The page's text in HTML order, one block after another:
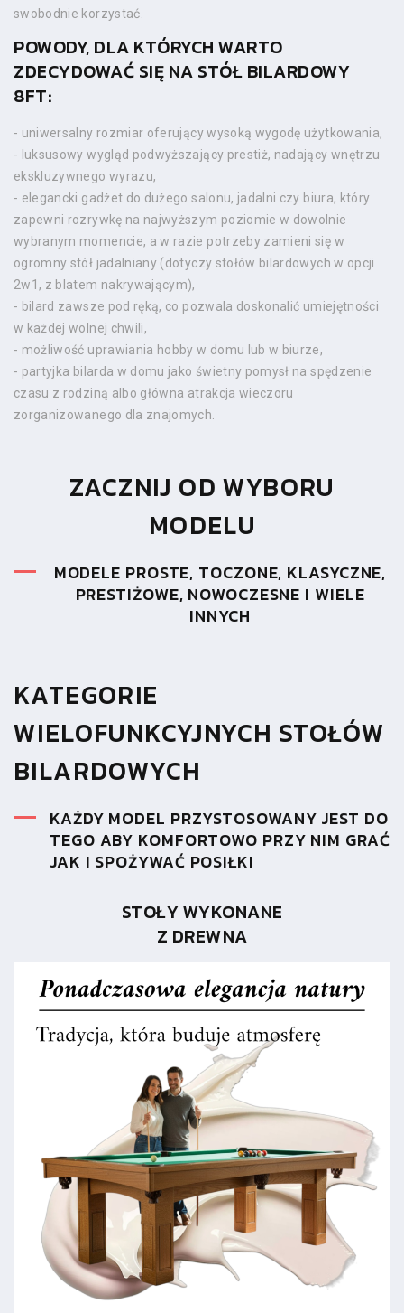
swobodnie korzystać.
POWODY, DLA KTÓRYCH WARTO
ZDECYDOWAĆ SIĘ NA STÓŁ BILARDOWY
8FT:
- uniwersalny rozmiar oferujący wysoką wygodę użytkowania,
- luksusowy wygląd podwyższający prestiż, nadający wnętrzu
ekskluzywnego wyrazu,
- elegancki gadżet do dużego salonu, jadalni czy biura, który
zapewni rozrywkę na najwyższym poziomie w dowolnie
wybranym momencie, a w razie potrzeby zamieni się w
ogromny stół jadalniany (dotyczy stołów bilardowych w opcji
2w1, z blatem nakrywającym),
- bilard zawsze pod ręką, co pozwala doskonalić umiejętności
w każdej wolnej chwili,
- możliwość uprawiania hobby w domu lub w biurze,
- partyjka bilarda w domu jako świetny pomysł na spędzenie
czasu z rodziną albo główna atrakcja wieczoru
zorganizowanego dla znajomych.
ZACZNIJ OD WYBORU
MODELU
MODELE PROSTE, TOCZONE, KLASYCZNE,
PRESTIŻOWE, NOWOCZESNE I WIELE
INNYCH
KATEGORIE
WIELOFUNKCYJNYCH STOŁÓW
BILARDOWYCH
KAŻDY MODEL PRZYSTOSOWANY JEST DO
TEGO ABY KOMFORTOWO PRZY NIM GRAĆ
JAK I SPOŻYWAĆ POSIŁKI
STOŁY WYKONANE
Z DREWNA